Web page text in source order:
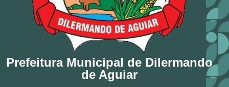
Prefeitura Municipal de Dilermando
de Aguiar